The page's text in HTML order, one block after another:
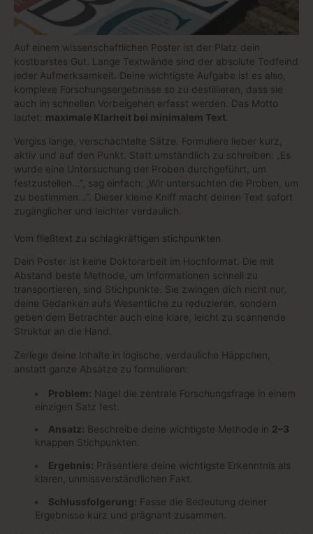
Auf einem wissenschaftlichen Poster ist der Platz dein
kostbarstes Gut. Lange Textwände sind der absolute Todfeind
jeder Aufmerksamkeit. Deine wichtigste Aufgabe ist es also,
komplexe Forschungsergebnisse so zu destillieren, dass sie
auch im schnellen Vorbeigehen erfasst werden. Das Motto
lautet: maximale Klarheit bei minimalem Text.
Vergiss lange, verschachtelte Sätze. Formuliere lieber kurz,
aktiv und auf den Punkt. Statt umständlich zu schreiben: „Es
wurde eine Untersuchung der Proben durchgeführt, um
festzustellen…“, sag einfach: „Wir untersuchten die Proben, um
zu bestimmen…“. Dieser kleine Kniff macht deinen Text sofort
zugänglicher und leichter verdaulich.
Vom fließtext zu schlagkräftigen stichpunkten
Dein Poster ist keine Doktorarbeit im Hochformat. Die mit
Abstand beste Methode, um Informationen schnell zu
transportieren, sind Stichpunkte. Sie zwingen dich nicht nur,
deine Gedanken aufs Wesentliche zu reduzieren, sondern
geben dem Betrachter auch eine klare, leicht zu scannende
Struktur an die Hand.
Zerlege deine Inhalte in logische, verdauliche Häppchen,
anstatt ganze Absätze zu formulieren:
Problem: Nagel die zentrale Forschungsfrage in einem
einzigen Satz fest.
Ansatz: Beschreibe deine wichtigste Methode in 2–3
knappen Stichpunkten.
Ergebnis: Präsentiere deine wichtigste Erkenntnis als
klaren, unmissverständlichen Fakt.
Schlussfolgerung: Fasse die Bedeutung deiner
Ergebnisse kurz und prägnant zusammen.